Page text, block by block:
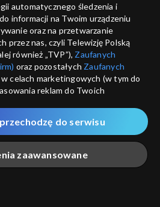
Gra słów. Krzyżówka
odc. 984
Gra słów. Krzyżówka
odc. 982
automatycznego śledzenia i
informacji na Twoim urządzeniu
oraz na przetwarzanie
przez nas, czyli Telewizję Polską
również „TVP”), Zaufanych
oraz pozostałych Zaufanych
w celach marketingowych (w tym do
reklam do Twoich
także zgody na udostępnianie
do Google.
podczas odwiedzania przez
serwisówzwanych dalej
zapisywane za pomocą
zaawansowane
do serwisu